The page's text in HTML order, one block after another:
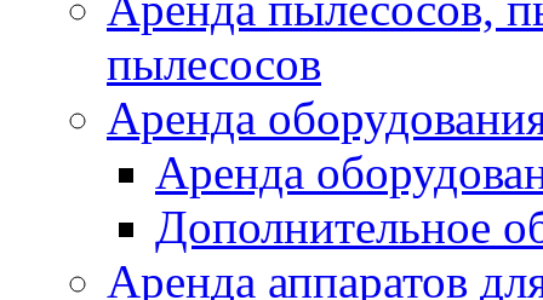
пылесосов
Аренда
Аренда
Дополнительное
Аренда аппаратов